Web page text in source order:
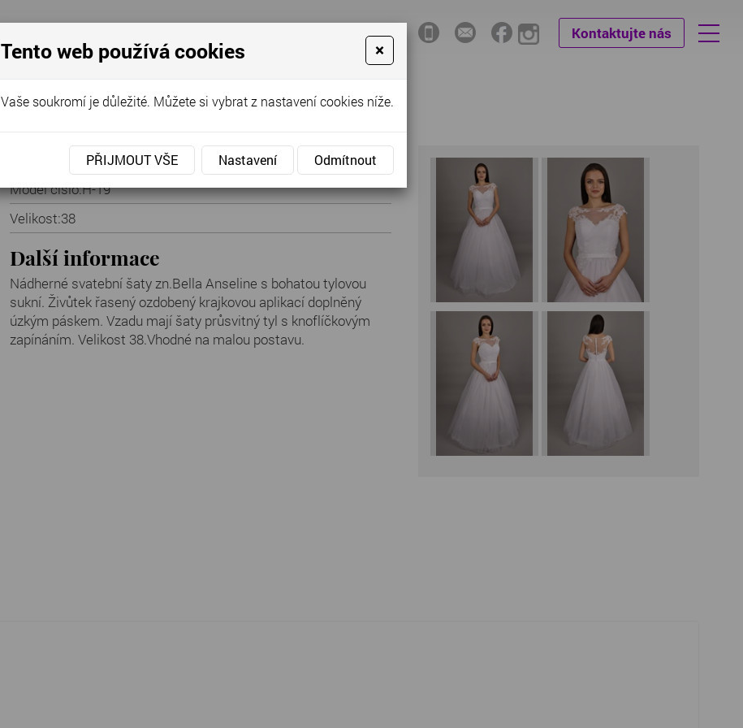
Kontaktujte nás
Cena za půjčení:2 900 Kč
Model číslo:H-19
Velikost:38
Další informace
Nádherné svatební šaty zn.Bella Anseline s bohatou tylovou
sukní. Živůtek řasený ozdobený krajkovou aplikací doplněný
úzkým páskem. Vzadu mají šaty průsvitný tyl s knoflíčkovým
zapínáním. Velikost 38.Vhodné na malou postavu.
Tento web používá cookies ×
Vaše soukromí je důležité. Můžete si vybrat z nastavení cookies níže.
PŘIJMOUT VŠE Nastavení Odmítnout